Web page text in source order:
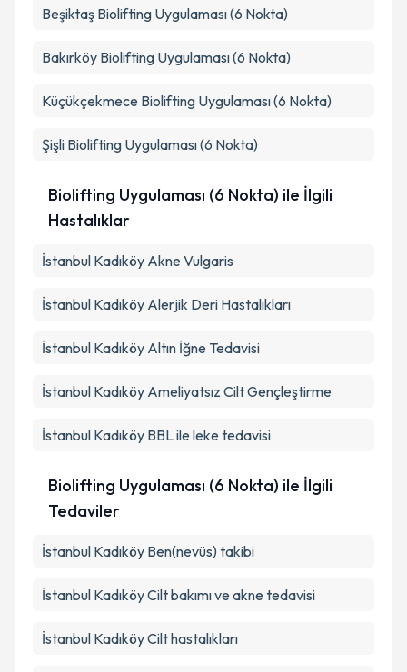
Takvim Talebini Gönder
Beşiktaş Biolifting Uygulaması (6 Nokta)
Bakırköy Biolifting Uygulaması (6 Nokta)
Küçükçekmece Biolifting Uygulaması (6 Nokta)
Şişli Biolifting Uygulaması (6 Nokta)
Biolifting Uygulaması (6 Nokta) ile İlgili
Hastalıklar
İstanbul Kadıköy Akne Vulgaris
İstanbul Kadıköy Alerjik Deri Hastalıkları
İstanbul Kadıköy Altın İğne Tedavisi
İstanbul Kadıköy Ameliyatsız Cilt Gençleştirme
İstanbul Kadıköy BBL ile leke tedavisi
Biolifting Uygulaması (6 Nokta) ile İlgili
Tedaviler
İstanbul Kadıköy Ben(nevüs) takibi
İstanbul Kadıköy Cilt bakımı ve akne tedavisi
İstanbul Kadıköy Cilt hastalıkları